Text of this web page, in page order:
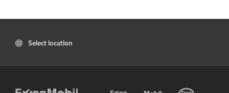
Select location